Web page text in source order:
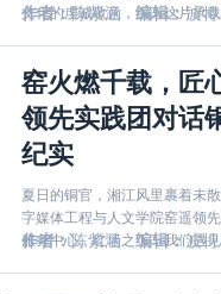
文化的虔诚敬意，深入这片承
作者：陈紫涵 编辑：波特
窑火燃千载，匠
领先实践团对话
纪实
夏日的铜官，湘江风里裹着未
字媒体工程与人文学院窑遥领
服务中心。红墙之下，我们遇
作者：陈紫涵 编辑：波特